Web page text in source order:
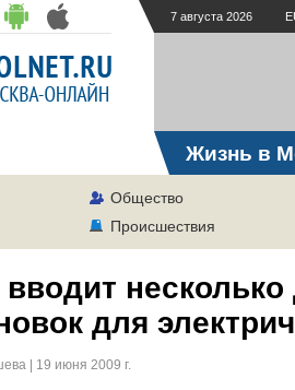
7 августа 2026
Жизнь в
Общество
Происшествия
для
| 19 июня 2009 г.